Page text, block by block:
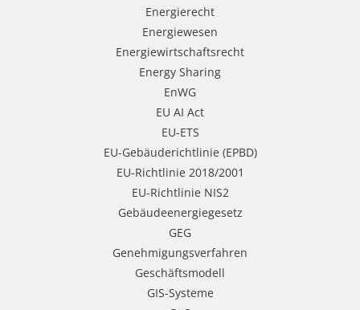
Energierecht
Energiewesen
Energiewirtschaftsrecht
Energy Sharing
EnWG
EU AI Act
EU-ETS
EU-Gebäuderichtlinie (EPBD)
EU-Richtlinie 2018/2001
EU-Richtlinie NIS2
Gebäudeenergiegesetz
GEG
Genehmigungsverfahren
Geschäftsmodell
GIS-Systeme